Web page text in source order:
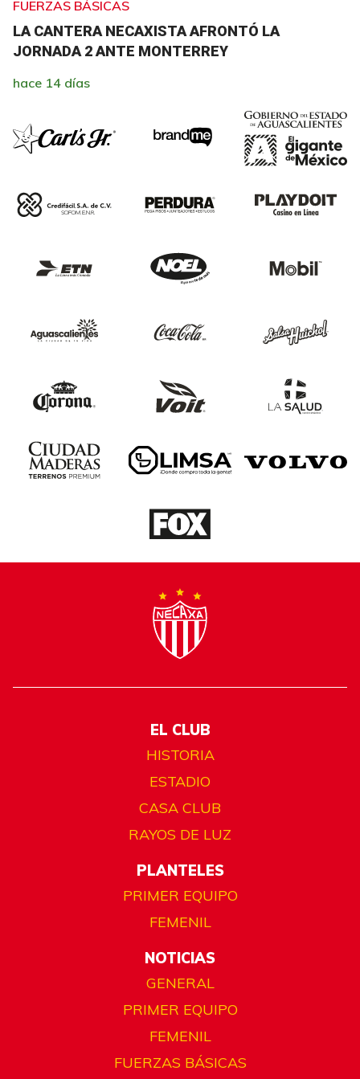
FUERZAS BÁSICAS
LA CANTERA NECAXISTA AFRONTÓ LA
JORNADA 2 ANTE MONTERREY
hace 14 días
EL CLUB
HISTORIA
ESTADIO
CASA CLUB
RAYOS DE LUZ
PLANTELES
PRIMER EQUIPO
FEMENIL
NOTICIAS
GENERAL
PRIMER EQUIPO
FEMENIL
FUERZAS BÁSICAS